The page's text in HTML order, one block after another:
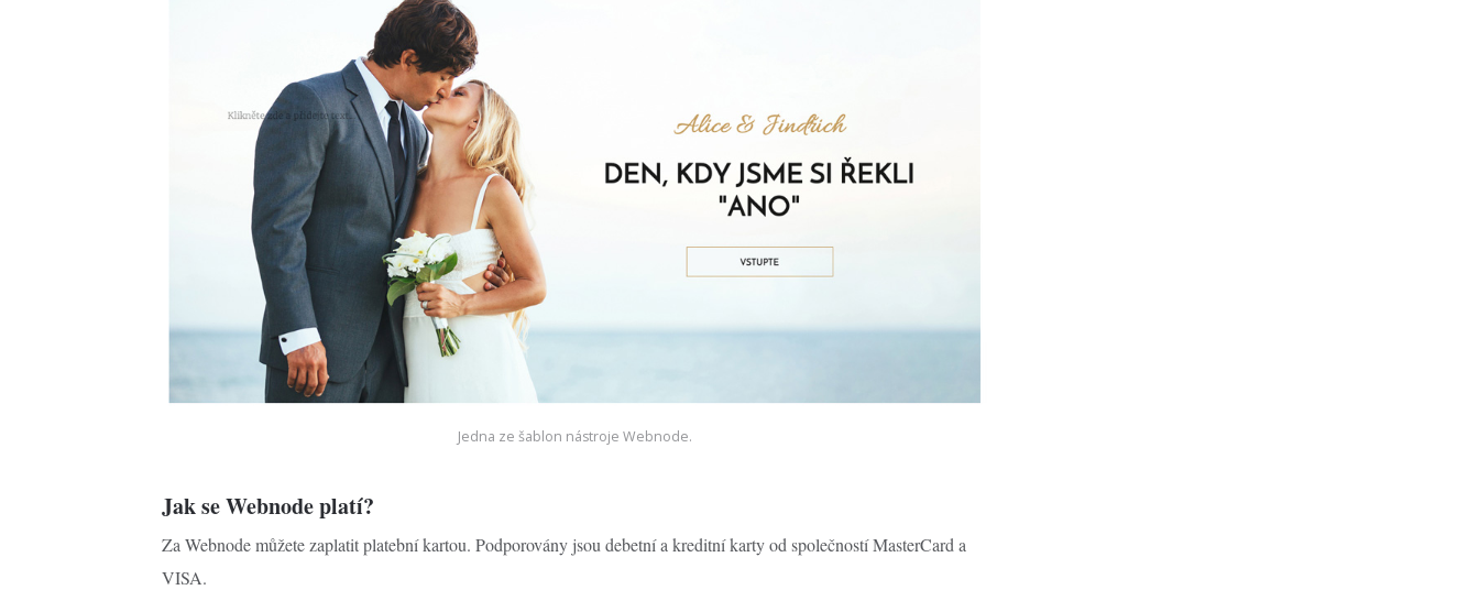
Jedna ze šablon nástroje Webnode.
Jak se Webnode platí?
Za Webnode můžete zaplatit platební kartou. Podporovány jsou debetní a kreditní karty od společností MasterCard a
VISA.